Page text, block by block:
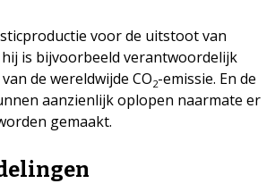
voor de uitstoot van
is bijvoorbeeld verantwoordelijk
de wereldwijde CO2-emissie. En de
aanzienlijk oplopen naarmate er
gemaakt.